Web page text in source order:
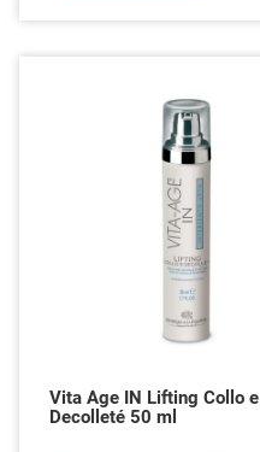
Vita Age IN Lifting Collo e
Decolleté 50 ml